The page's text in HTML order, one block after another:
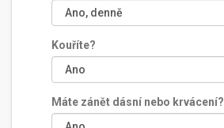
Kouříte?
Máte zánět dásní nebo krvácení?